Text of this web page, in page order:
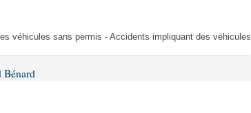
véhicules sans permis - Accidents impliquant des véhicules
Bénard